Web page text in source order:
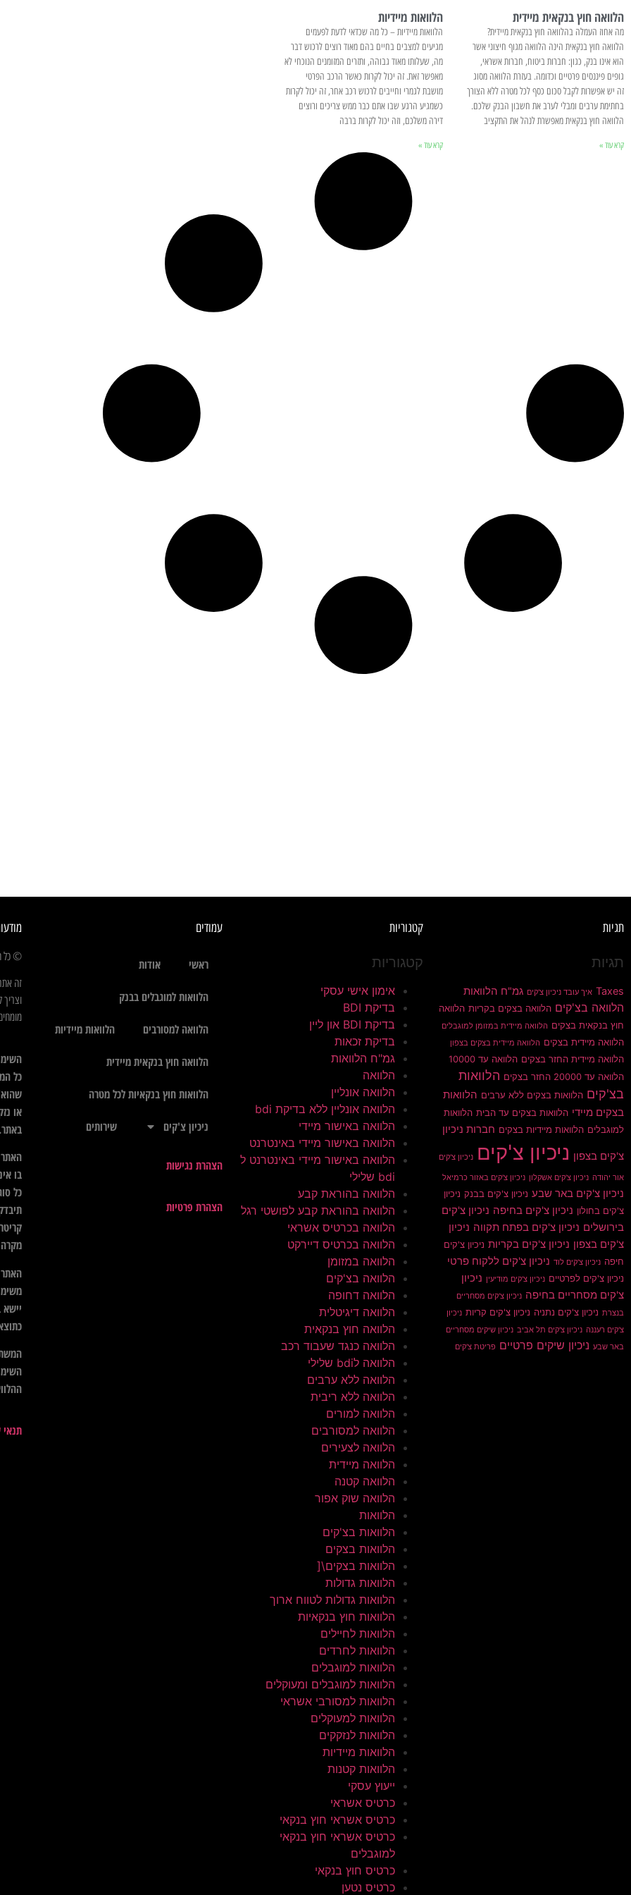
הלוואה חוץ בנקאית מיידית
מה אחוז העמלה בהלוואה חוץ בנקאית מיידית?
הלוואה חוץ בנקאית הינה הלוואה מגוף חיצוני אשר
הוא אינו בנק, כגון: חברות ביטוח, חברות אשראי,
גופים פיננסים פרטיים וכדומה. בעזרת הלוואה מסוג
זה יש אפשרות לקבל סכום כסף לכל מטרה ללא הצורך
בחתימת ערבים ומבלי לערב את חשבון הבנק שלכם.
הלוואה חוץ בנקאית מאפשרת לנהל את התקציב
קרא עוד »
הלוואות מיידיות
הלוואות מיידיות – כל מה שכדאי לדעת לפעמים
מגיעים למצבים בחיים בהם מאוד רוצים לרכוש דבר
מה, שעלותו מאוד גבוהה, ותזרים המזומנים הנוכחי לא
מאפשר זאת. זה יכול לקרות כאשר הרכב הפרטי
מושבת לגמרי וחייבים לרכוש רכב אחר, זה יכול לקרות
כשמגיע הרגע שבו אתם כבר ממש צריכים ורוצים
דירה משלכם, וזה יכול לקרות ברבה
קרא עוד »
תגיות
תגיות
Taxes איך עובד ניכיון צ'קים גמ"ח הלוואות
הלוואה בצ'קים הלוואה בצקים בקריות הלוואה
חוץ בנקאית בצקים הלוואה מיידית במזומן למוגבלים
הלוואה מיידית בצקים הלוואה מיידית בצקים בצפון
הלוואה מיידית החזר בצקים הלוואה עד 10000
הלוואה עד 20000 החזר בצקים
הלוואות
בצ'קים הלוואות בצקים ללא ערבים הלוואות
בצקים מיידי הלוואות בצקים עד הבית הלוואות
למוגבלים הלוואות מיידיות בצקים חברות ניכיון
צ'קים בצפון ניכיון צ'קים ניכיון צ'קים
אור יהודה ניכיון צ'קים אשקלון ניכיון צ'קים באזור כרמיאל
ניכיון צ'קים באר שבע ניכיון צ'קים בבנק ניכיון
צ'קים בחולון ניכיון צ'קים בחיפה ניכיון צ'קים
בירושלים ניכיון צ'קים בפתח תקווה ניכיון
צ'קים בצפון ניכיון צ'קים בקריות ניכיון צ'קים
חיפה ניכיון צ'קים לוד ניכיון צ'קים ללקוח פרטי
ניכיון צ'קים לפרטיים ניכיון צ'קים מודיעין ניכיון
צ'קים מסחריים בחיפה ניכיון צ'קים מסחריים
בנצרת ניכיון צ'קים נתניה ניכיון צ'קים קריות ניכיון
צ'קים רעננה ניכיון צ'קים תל אביב ניכיון שיקים מסחריים
באר שבע ניכיון שיקים פרטיים פריטת צ'קים
קטגוריות
קטגוריות
אימון אישי עסקי
בדיקת BDI
בדיקת BDI און ליין
בדיקת זכאות
גמ"ח הלוואות
הלוואה
הלוואה אונליין
הלוואה אונליין ללא בדיקת bdi
הלוואה באישור מיידי
הלוואה באישור מיידי באינטרנט
הלוואה באישור מיידי באינטרנט ל
bdi שלילי
הלוואה בהוראת קבע
הלוואה בהוראת קבע לפושטי רגל
הלוואה בכרטיס אשראי
הלוואה בכרטיס דיירקט
הלוואה במזומן
הלוואה בצ'קים
הלוואה דחופה
הלוואה דיגיטלית
הלוואה חוץ בנקאית
הלוואה כנגד שעבוד רכב
הלוואה לbdi שלילי
הלוואה ללא ערבים
הלוואה ללא ריבית
הלוואה למורים
הלוואה למסורבים
הלוואה לצעירים
הלוואה מיידית
הלוואה קטנה
הלוואה שוק אפור
הלוואות
הלוואות בצ'קים
הלוואות בצקים
הלוואות בצקים\[
הלוואות גדולות
הלוואות גדולות לטווח ארוך
הלוואות חוץ בנקאיות
הלוואות לחיילים
הלוואות לחרדים
הלוואות למוגבלים
הלוואות למוגבלים ומעוקלים
הלוואות למסורבי אשראי
הלוואות למעוקלים
הלוואות לנזקקים
הלוואות מיידיות
הלוואות קטנות
ייעוץ עסקי
כרטיס אשראי
כרטיס אשראי חוץ בנקאי
כרטיס אשראי חוץ בנקאי
למוגבלים
כרטיס חוץ בנקאי
כרטיס נטען
עמודים
ראשי אודות
הלוואות למוגבלים בבנק
הלוואה למסורבים הלוואות מיידיות
הלוואה חוץ בנקאית מיידית
הלוואות חוץ בנקאיות לכל מטרה
ניכיון צ'קים שירותים
הצהרת נגישות
הצהרת פרטיות
© כל
זה
כל
או
האתר
בו
כל
מקרה
האתר